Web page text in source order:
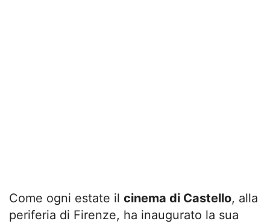
Come ogni estate il cinema di Castello, alla
periferia di Firenze, ha inaugurato la sua